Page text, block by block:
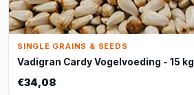
SINGLE GRAINS & SEEDS
Vadigran Cardy Vogelvoeding - 15 kg
€34,08